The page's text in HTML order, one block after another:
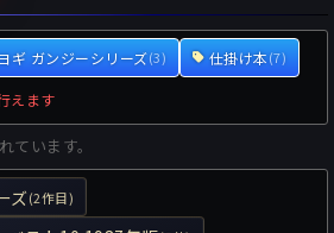
ギ ガンジーシリーズ(3) 仕掛け本(7)
えます
います。
ズ(2作目)